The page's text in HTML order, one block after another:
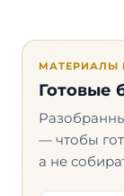
МАТЕРИАЛЫ
Готовые
— чтобы
а не